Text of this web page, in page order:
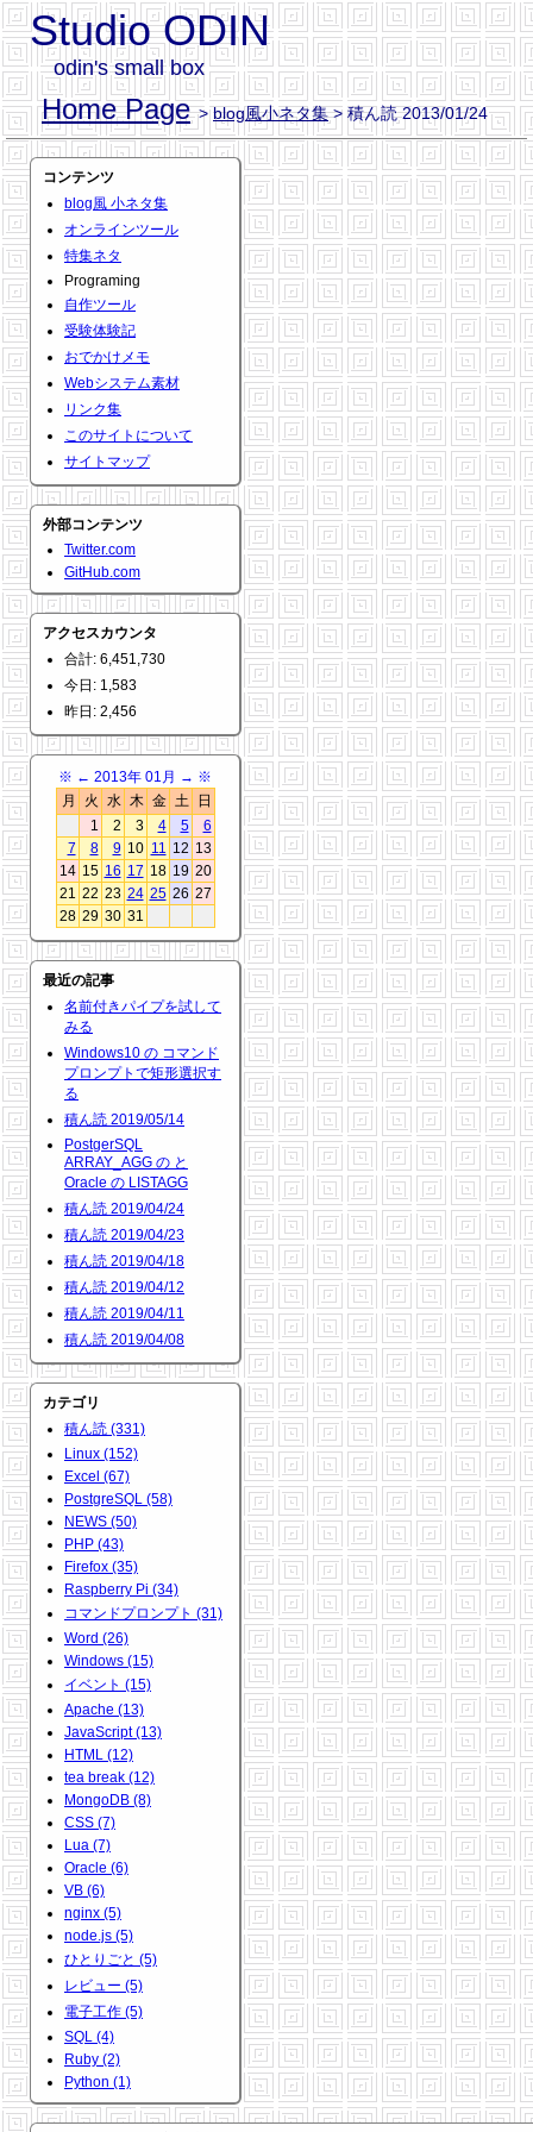
Studio ODIN
odin's small box
Home Page >blog風小ネタ集> 積ん読 2013/01/24
コンテンツ
blog風 小ネタ集
オンラインツール
特集ネタ
Programing
自作ツール
受験体験記
おでかけメモ
Webシステム素材
リンク集
このサイトについて
サイトマップ
外部コンテンツ
Twitter.com
GitHub.com
アクセスカウンタ
合計: 6,451,730
今日: 1,583
昨日: 2,456
※ ← 2013年 01月 → ※
月
火 水 木 金 土
日
1
2 3 4 5
6
7
8 9 10 11 12 13
14 15 16 17 18 19 20
21 22 23 24 25 26 27
28 29 30 31
最近の記事
名前付きパイプを試して
みる
Windows10 の コマンド
プロンプトで矩形選択す
る
積ん読 2019/05/14
PostgerSQL
ARRAY_AGG の と
Oracle の LISTAGG
積ん読 2019/04/24
積ん読 2019/04/23
積ん読 2019/04/18
積ん読 2019/04/12
積ん読 2019/04/11
積ん読 2019/04/08
カテゴリ
積ん読 (331)
Linux (152)
Excel (67)
PostgreSQL (58)
NEWS (50)
PHP (43)
Firefox (35)
Raspberry Pi (34)
コマンドプロンプト (31)
Word (26)
Windows (15)
イベント (15)
Apache (13)
JavaScript (13)
HTML (12)
tea break (12)
MongoDB (8)
CSS (7)
Lua (7)
Oracle (6)
VB (6)
nginx (5)
node.js (5)
ひとりごと (5)
レビュー (5)
電子工作 (5)
SQL (4)
Ruby (2)
Python (1)